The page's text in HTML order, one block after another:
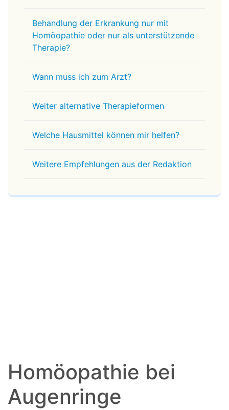
Behandlung der Erkrankung nur mit
Homöopathie oder nur als unterstützende
Therapie?
Wann muss ich zum Arzt?
Weiter alternative Therapieformen
Welche Hausmittel können mir helfen?
Weitere Empfehlungen aus der Redaktion
Homöopathie bei
Augenringe